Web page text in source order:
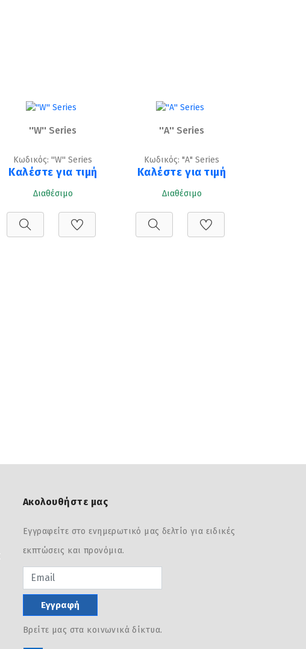
''W'' Series
Κωδικός: ''W'' Series
Καλέστε για τιμή
Διαθέσιμο
''A'' Series
Κωδικός: "A" Series
Καλέστε για τιμή
Διαθέσιμο
Ακολουθήστε μας
Εγγραφείτε στο ενημερωτικό μας δελτίο για ειδικές
εκπτώσεις και προνόμια.
Password
Εγγραφή
Βρείτε μας στα κοινωνικά δίκτυα.